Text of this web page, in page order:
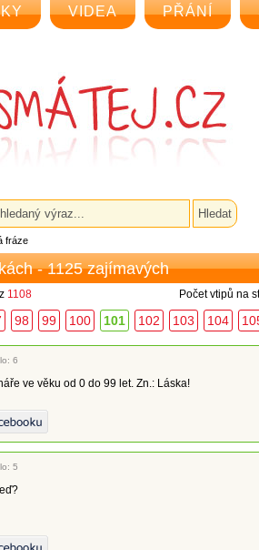
VIDEA PŘÁNÍ
fráze
- 1125 zajímavých
z 1108 Počet vtipů na
98 99 100 101 102 103 104
6
ve věku od 0 do 99 let. Zn.: Láska!
5